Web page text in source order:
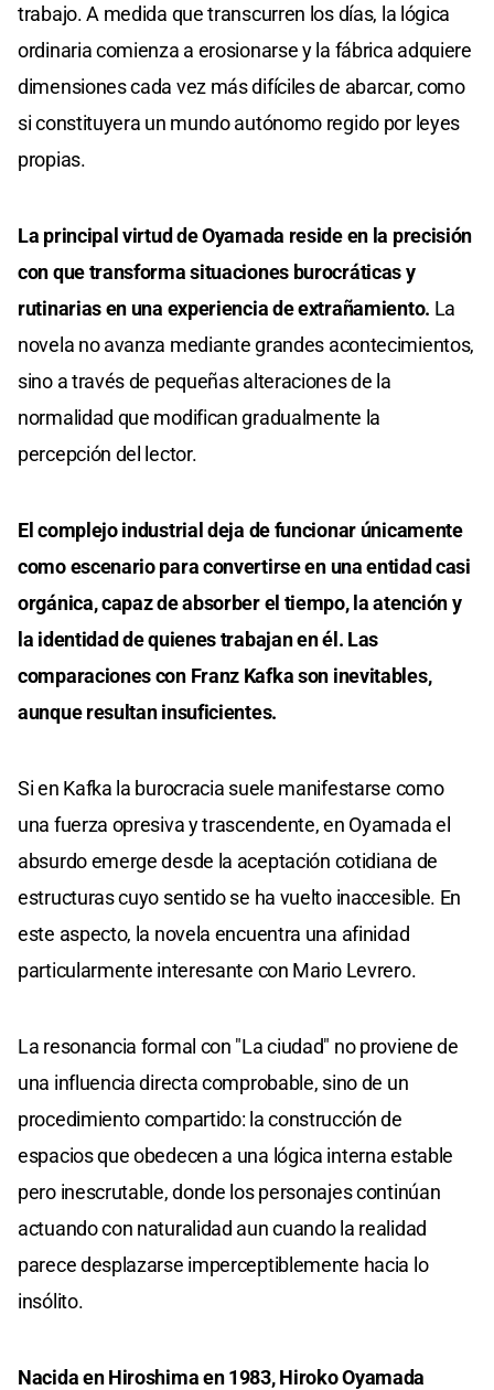
trabajo. A medida que transcurren los días, la lógica
ordinaria comienza a erosionarse y la fábrica adquiere
dimensiones cada vez más difíciles de abarcar, como
si constituyera un mundo autónomo regido por leyes
propias.
La principal virtud de Oyamada reside en la precisión
con que transforma situaciones burocráticas y
rutinarias en una experiencia de extrañamiento. La
novela no avanza mediante grandes acontecimientos,
sino a través de pequeñas alteraciones de la
normalidad que modifican gradualmente la
percepción del lector.
El complejo industrial deja de funcionar únicamente
como escenario para convertirse en una entidad casi
orgánica, capaz de absorber el tiempo, la atención y
la identidad de quienes trabajan en él. Las
comparaciones con Franz Kafka son inevitables,
aunque resultan insuficientes.
Si en Kafka la burocracia suele manifestarse como
una fuerza opresiva y trascendente, en Oyamada el
absurdo emerge desde la aceptación cotidiana de
estructuras cuyo sentido se ha vuelto inaccesible. En
este aspecto, la novela encuentra una afinidad
particularmente interesante con Mario Levrero.
La resonancia formal con "La ciudad" no proviene de
una influencia directa comprobable, sino de un
procedimiento compartido: la construcción de
espacios que obedecen a una lógica interna estable
pero inescrutable, donde los personajes continúan
actuando con naturalidad aun cuando la realidad
parece desplazarse imperceptiblemente hacia lo
insólito.
Nacida en Hiroshima en 1983, Hiroko Oyamada